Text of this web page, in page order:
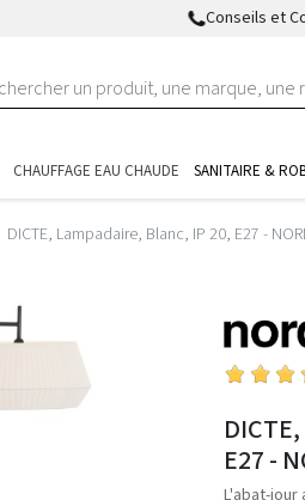
Conseils et
CHAUFFAGE EAU CHAUDE SANITAIRE &
DICTE, Lampadaire, Blanc, IP 20, E27 -
E27 -